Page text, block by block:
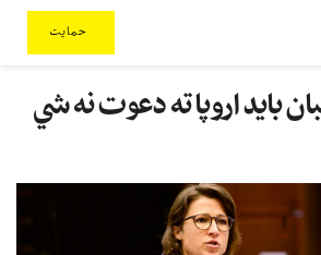
حمایت
باید اروپا ته دعوت نه شي